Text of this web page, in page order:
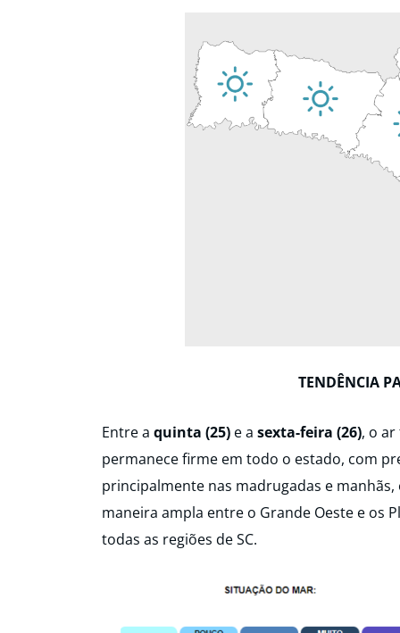
TENDÊNCIA
Entre a quinta (25) e a sexta-feira (26), o
permanece firme em todo o estado, com
principalmente nas madrugadas e
maneira ampla entre o Grande Oeste e os
todas as regiões de SC.